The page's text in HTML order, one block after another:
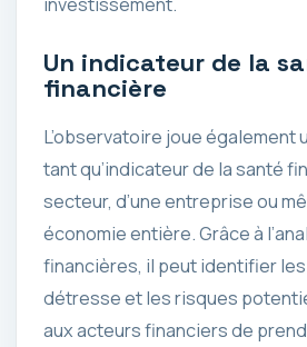
Un indicateur de la
financière
L’observatoire joue également
tant qu’indicateur de la santé
secteur, d’une entreprise ou
économie entière. Grâce à
financières, il peut identifier
détresse et les risques
aux acteurs financiers de